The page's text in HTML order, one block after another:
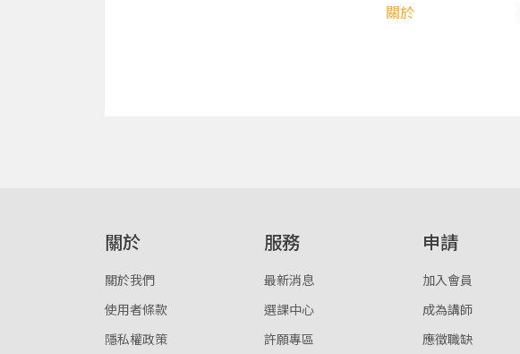
關於
關於
關於我們
使用者條款
隱私權政策
服務
最新消息
選課中心
許願專區
申請
加入會員
成為講師
應徵職缺